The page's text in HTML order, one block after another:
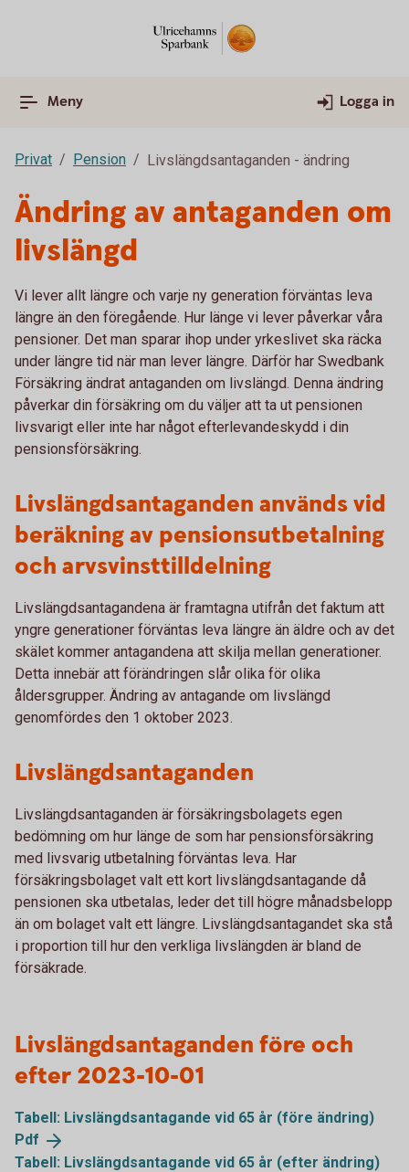
Meny Logga in
Privat Pension Livslängdsantaganden - ändring
Ändring av antaganden om
livslängd
Vi lever allt längre och varje ny generation förväntas leva
längre än den föregående. Hur länge vi lever påverkar våra
pensioner. Det man sparar ihop under yrkeslivet ska räcka
under längre tid när man lever längre. Därför har Swedbank
Försäkring ändrat antaganden om livslängd. Denna ändring
påverkar din försäkring om du väljer att ta ut pensionen
livsvarigt eller inte har något efterlevandeskydd i din
pensionsförsäkring.
Livslängdsantaganden används vid
beräkning av pensionsutbetalning
och arvsvinsttilldelning
Livslängdsantagandena är framtagna utifrån det faktum att
yngre generationer förväntas leva längre än äldre och av det
skälet kommer antagandena att skilja mellan generationer.
Detta innebär att förändringen slår olika för olika
åldersgrupper. Ändring av antagande om livslängd
genomfördes den 1 oktober 2023.
Livslängdsantaganden
Livslängdsantaganden är försäkringsbolagets egen
bedömning om hur länge de som har pensionsförsäkring
med livsvarig utbetalning förväntas leva. Har
försäkringsbolaget valt ett kort livslängdsantagande då
pensionen ska utbetalas, leder det till högre månadsbelopp
än om bolaget valt ett längre. Livslängdsantagandet ska stå
i proportion till hur den verkliga livslängden är bland de
försäkrade.
Livslängdsantaganden före och
efter 2023-10-01
Tabell: Livslängdsantagande vid 65 år (före ändring)
Pdf
Tabell: Livslängdsantagande vid 65 år (efter ändring)